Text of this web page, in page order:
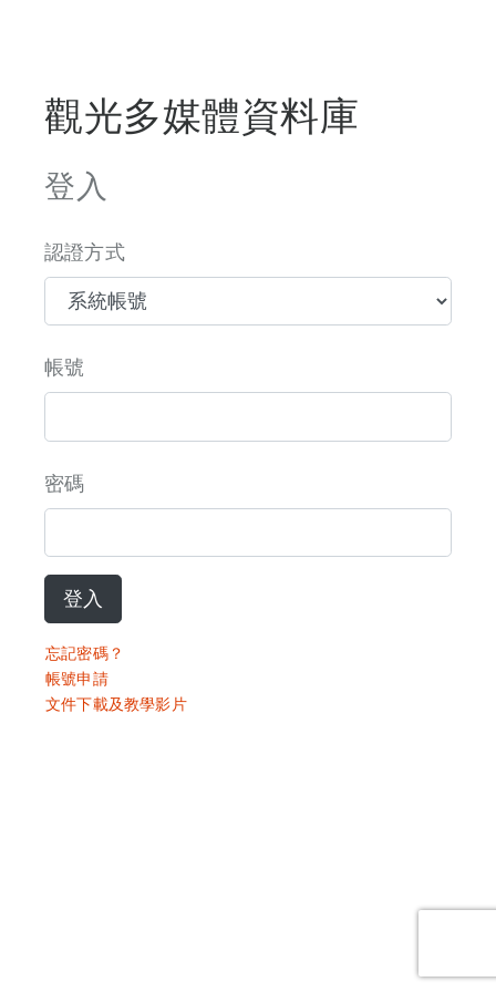
觀光多媒體資料庫
登入
認證方式
帳號
密碼
登入
忘記密碼？
帳號申請
文件下載及教學影片